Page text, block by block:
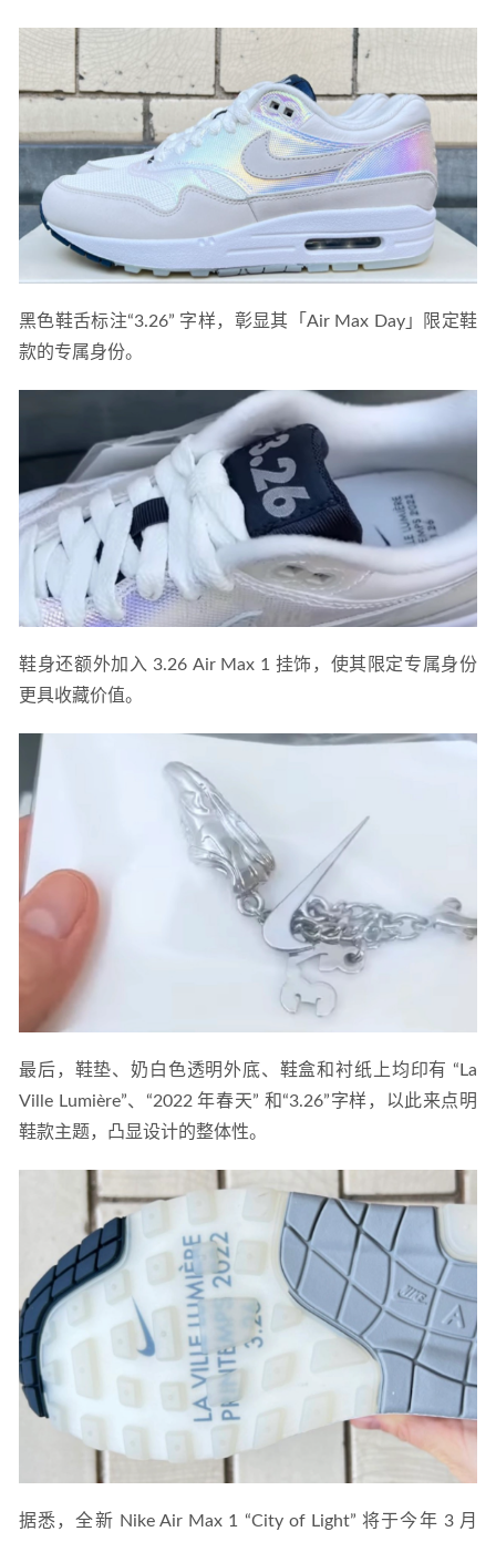
黑色鞋舌标注“3.26” 字样，彰显其「Air Max Day」限定鞋
款的专属身份。
鞋身还额外加入 3.26 Air Max 1 挂饰，使其限定专属身份
更具收藏价值。
最后，鞋垫、奶白色透明外底、鞋盒和衬纸上均印有 “La
Ville Lumière”、“2022 年春天” 和“3.26”字样，以此来点明
鞋款主题，凸显设计的整体性。
据悉，全新 Nike Air Max 1 “City of Light” 将于今年 3 月